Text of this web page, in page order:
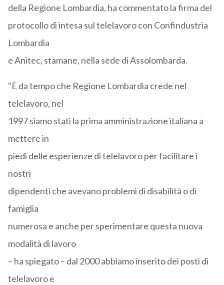
della Regione Lombardia, ha commentato la firma del
protocollo di intesa sul telelavoro con Confindustria
Lombardia
e Anitec, stamane, nella sede di Assolombarda.
"È da tempo che Regione Lombardia crede nel
telelavoro, nel
1997 siamo stati la prima amministrazione italiana a
mettere in
piedi delle esperienze di telelavoro per facilitare i
nostri
dipendenti che avevano problemi di disabilità o di
famiglia
numerosa e anche per sperimentare questa nuova
modalità di lavoro
– ha spiegato – dal 2000 abbiamo inserito dei posti di
telelavoro e